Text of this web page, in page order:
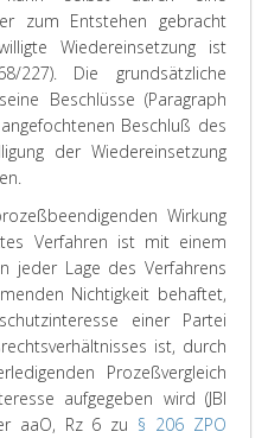
zum Entstehen gebracht
Wiedereinsetzung ist
227). Die grundsätzliche
Beschlüsse (Paragraph
Beschluß des
der Wiedereinsetzung
Wirkung
Verfahren ist mit einem
jeder Lage des Verfahrens
Nichtigkeit behaftet,
einer Partei
ist, durch
Prozeßvergleich
aufgegeben wird (JBl
aaO, Rz 6 zu § 206 ZPO